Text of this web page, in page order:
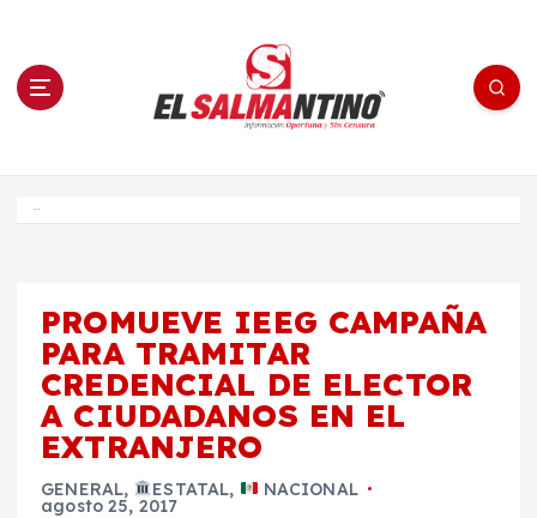
n El Salmantino - medios/noticias/editorial
PROMUEVE IEEG CAMPAÑA
PARA TRAMITAR
CREDENCIAL DE ELECTOR
A CIUDADANOS EN EL
EXTRANJERO
GENERAL, ESTATAL, NACIONAL
agosto 25, 2017